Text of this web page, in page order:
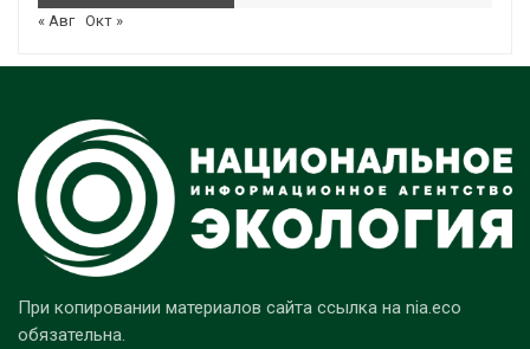
« Авг Окт »
При копировании материалов сайта ссылка на nia.eco
обязательна.